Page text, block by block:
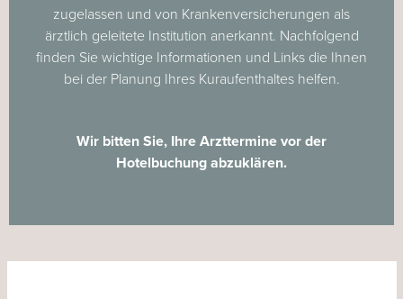
zugelassen und von Krankenversicherungen als
ärztlich geleitete Institution anerkannt. Nachfolgend
finden Sie wichtige Informationen und Links die Ihnen
bei der Planung Ihres Kuraufenthaltes helfen.
Wir bitten Sie, Ihre Arzttermine vor der
Hotelbuchung abzuklären.